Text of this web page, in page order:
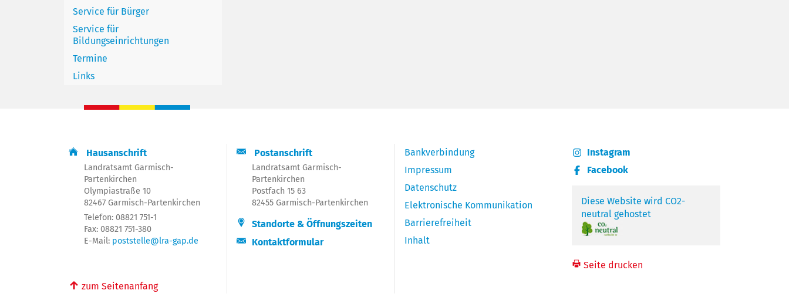
Service für Bürger
Service für
Bildungseinrichtungen
Termine
Links
Hausanschrift
Landratsamt Garmisch-
Partenkirchen
Olympiastraße 10
82467 Garmisch-Partenkirchen
Telefon: 08821 751-1
Fax: 08821 751-380
E-Mail: poststelle@lra-gap.de
↑ zum Seitenanfang
Postanschrift
Landratsamt Garmisch-
Partenkirchen
Postfach 15 63
82455 Garmisch-Partenkirchen
Standorte & Öffnungszeiten
Kontaktformular
Bankverbindung
Impressum
Datenschutz
Elektronische Kommunikation
Barrierefreiheit
Inhalt
Instagram
Facebook
Diese Website wird CO2-
neutral gehostet
Seite drucken